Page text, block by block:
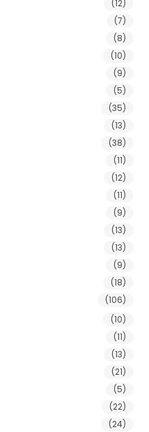
(12)
(7)
(8)
(10)
(9)
(5)
(35)
(13)
(38)
(11)
(12)
(11)
(9)
(13)
(13)
(9)
(18)
(106)
(10)
(11)
(13)
(21)
(5)
(22)
(24)